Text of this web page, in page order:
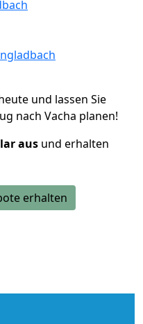
und lassen Sie
nach Vacha planen!
aus und erhalten
erhalten